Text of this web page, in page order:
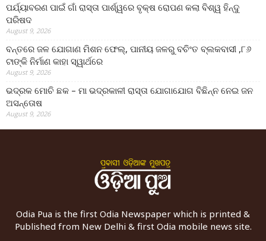
ପର୍ଯ୍ୟାବରଣ ପାଇଁ ଗାଁ ରାସ୍ତା ପାର୍ଶ୍ୱରେ ବୃକ୍ଷ ରୋପଣ କଲା ବିଶ୍ୱ ହିନ୍ଦୁ
ପରିଷଦ
August 9, 2026
ବନ୍ତରେ ଜଳ ଯୋଗାଣ ମିଶନ ଫେଲ୍‌, ପାନୀୟ ଜଳରୁ ବଚିଂତ ବ୍ଲକବାସୀ ,୮୬
ଟାଙ୍କି ନିର୍ମାଣ କାହା ସ୍ୱାର୍ଥରେ
August 9, 2026
ଭଦ୍ରକ ମୋଚି ଛକ – ମା ଭଦ୍ରକାଳୀ ରାସ୍ତା ଯୋଗାଯୋଗ ବିଛିନ୍ନ ନେଇ ଜନ
ଅସନ୍ତୋଷ
August 9, 2026
Odia Pua is the first Odia Newspaper which is printed &
Published from New Delhi & first Odia mobile news site.